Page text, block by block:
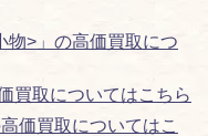
物>」の高価買取につ
買取についてはこちら
価買取についてはこ